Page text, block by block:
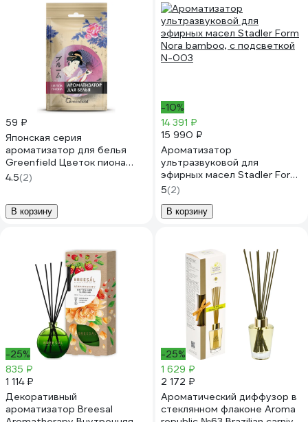
59 ₽
Японская серия
ароматизатор для белья
Greenfield Цветок пиона
БХ-52
4.5(2)
В корзину
-10%
14 391 ₽
15 990 ₽
Ароматизатор
ультразвуковой для
эфирных масел Stadler Form
Nora bamboo, с подсветкой
N-003
5(2)
В корзину
-25%
835 ₽
1 114 ₽
Декоративный
ароматизатор Breesal
-25%
1 629 ₽
2 172 ₽
Ароматический диффузор в
стеклянном флаконе Aroma